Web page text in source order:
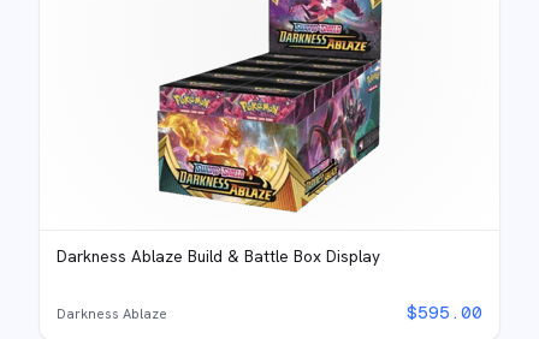
Darkness Ablaze Build & Battle Box Display
Darkness Ablaze $595.00